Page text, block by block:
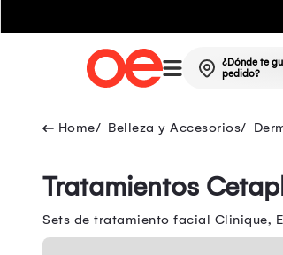
¿Dónde te
pedido?
Belleza y Accesorios
Tratamientos
Sets de tratamiento facial Clinique,